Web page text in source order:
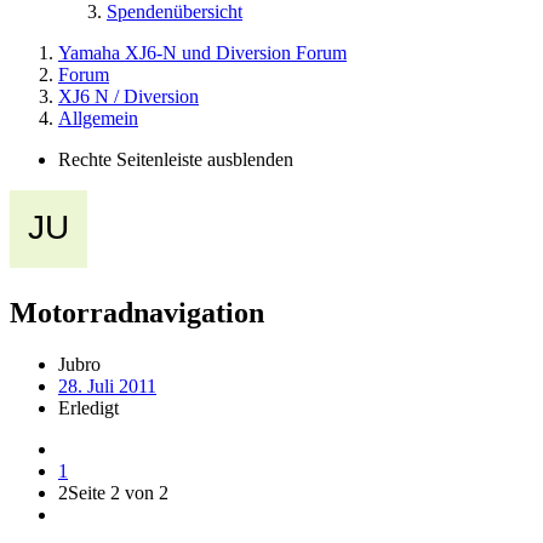
Spendenübersicht
Yamaha XJ6-N und Diversion Forum
Forum
XJ6 N / Diversion
Allgemein
Rechte Seitenleiste ausblenden
Motorradnavigation
Jubro
28. Juli 2011
Erledigt
1
2Seite 2 von 2